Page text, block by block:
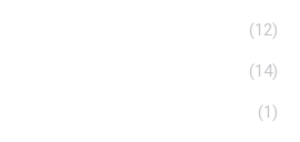
(12)
(14)
(1)